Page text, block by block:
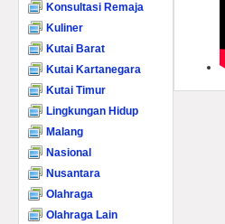
Konsultasi Remaja
Kuliner
Kutai Barat
Kutai Kartanegara
Kutai Timur
Lingkungan Hidup
Malang
Nasional
Nusantara
Olahraga
Olahraga Lain